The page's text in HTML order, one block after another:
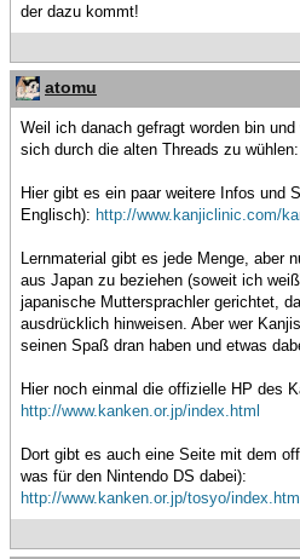
der dazu kommt!
atomu
Weil ich danach gefragt worden bin
sich durch die alten Threads zu wühlen:
Hier gibt es ein paar weitere Infos und
Englisch): http://www.kanjiclinic.com/
Lernmaterial gibt es jede Menge, aber
aus Japan zu beziehen (soweit ich
japanische Muttersprachler gerichtet,
ausdrücklich hinweisen. Aber wer
seinen Spaß dran haben und etwas
Hier noch einmal die offizielle HP des
http://www.kanken.or.jp/index.html
Dort gibt es auch eine Seite mit dem
was für den Nintendo DS dabei):
http://www.kanken.or.jp/tosyo/index.html